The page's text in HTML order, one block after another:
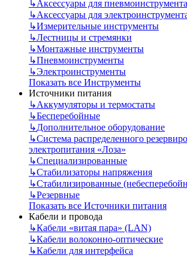
↳Аксессуары для пневмоинструмента
↳Аксессуары для
↳Измерительные инструменты
↳Лестницы и стремянки
↳Монтажные инструменты
↳Пневмоинструменты
↳Электроинструменты
Показать все Инструменты
Источники питания
↳Аккумуляторы и термостаты
↳Бесперебойные
↳Дополнительное оборудование
↳Система распределенного
электропитания «Лоза»
↳Специализированные
↳Стабилизаторы напряжения
↳Стабилизированные
↳Резервные
Показать все Источники питания
Кабели и провода
↳Кабели «витая пара» (LAN)
↳Кабели волоконно-оптические
↳Кабели для интерфейса